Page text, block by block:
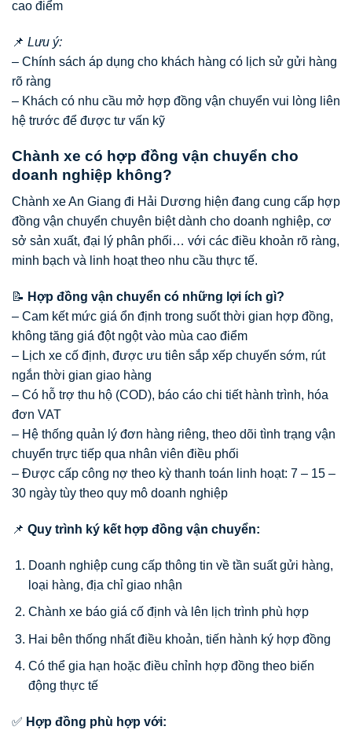
cao điểm
📌 Lưu ý:
– Chính sách áp dụng cho khách hàng có lịch sử gửi hàng
rõ ràng
– Khách có nhu cầu mở hợp đồng vận chuyển vui lòng liên
hệ trước để được tư vấn kỹ
Chành xe có hợp đồng vận chuyển cho
doanh nghiệp không?
Chành xe An Giang đi Hải Dương hiện đang cung cấp hợp
đồng vận chuyển chuyên biệt dành cho doanh nghiệp, cơ
sở sản xuất, đại lý phân phối… với các điều khoản rõ ràng,
minh bạch và linh hoạt theo nhu cầu thực tế.
📝 Hợp đồng vận chuyển có những lợi ích gì?
– Cam kết mức giá ổn định trong suốt thời gian hợp đồng,
không tăng giá đột ngột vào mùa cao điểm
– Lịch xe cố định, được ưu tiên sắp xếp chuyến sớm, rút
ngắn thời gian giao hàng
– Có hỗ trợ thu hộ (COD), báo cáo chi tiết hành trình, hóa
đơn VAT
– Hệ thống quản lý đơn hàng riêng, theo dõi tình trạng vận
chuyển trực tiếp qua nhân viên điều phối
– Được cấp công nợ theo kỳ thanh toán linh hoạt: 7 – 15 –
30 ngày tùy theo quy mô doanh nghiệp
📌 Quy trình ký kết hợp đồng vận chuyển:
Doanh nghiệp cung cấp thông tin về tần suất gửi hàng,
loại hàng, địa chỉ giao nhận
Chành xe báo giá cố định và lên lịch trình phù hợp
Hai bên thống nhất điều khoản, tiến hành ký hợp đồng
Có thể gia hạn hoặc điều chỉnh hợp đồng theo biến
động thực tế
✅ Hợp đồng phù hợp với: